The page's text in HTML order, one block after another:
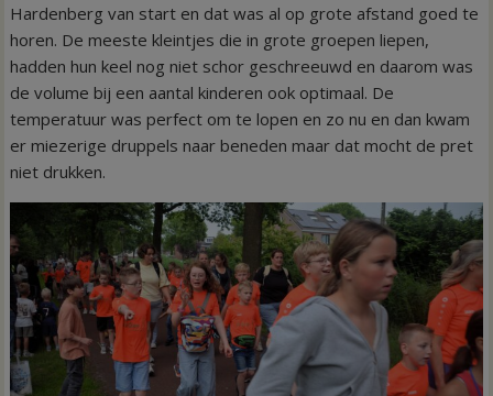
Hardenberg van start en dat was al op grote afstand goed te
horen. De meeste kleintjes die in grote groepen liepen,
hadden hun keel nog niet schor geschreeuwd en daarom was
de volume bij een aantal kinderen ook optimaal. De
temperatuur was perfect om te lopen en zo nu en dan kwam
er miezerige druppels naar beneden maar dat mocht de pret
niet drukken.